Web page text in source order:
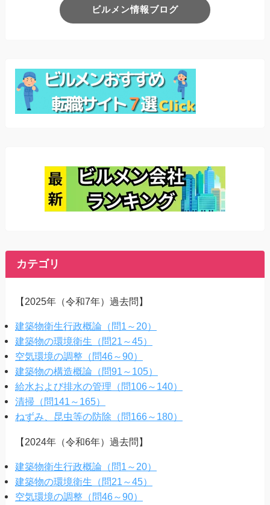
ビルメン情報ブログ
カテゴリ
【2025年（令和7年）過去問】
建築物衛生行政概論（問1～20）
建築物の環境衛生（問21～45）
空気環境の調整（問46～90）
建築物の構造概論（問91～105）
給水および排水の管理（問106～140）
清掃（問141～165）
ねずみ、昆虫等の防除（問166～180）
【2024年（令和6年）過去問】
建築物衛生行政概論（問1～20）
建築物の環境衛生（問21～45）
空気環境の調整（問46～90）